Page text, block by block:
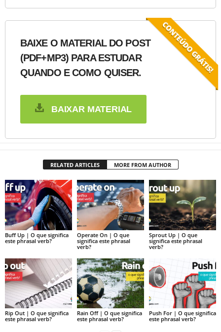
BAIXE O MATERIAL DO POST
(PDF+MP3) PARA ESTUDAR
QUANDO E COMO QUISER.
BAIXAR MATERIAL
RELATED ARTICLES MORE FROM AUTHOR
Buff Up | O que significa
este phrasal verb?
Operate On | O que
significa este phrasal
verb?
Sprout Up | O que
significa este phrasal
verb?
Rip Out | O que significa
este phrasal verb?
Rain Off | O que significa
este phrasal verb?
Push For | O que significa
este phrasal verb?